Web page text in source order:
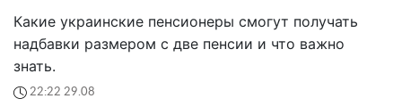
Какие украинские пенсионеры смогут получать
надбавки размером с две пенсии и что важно
знать.
22:22 29.08